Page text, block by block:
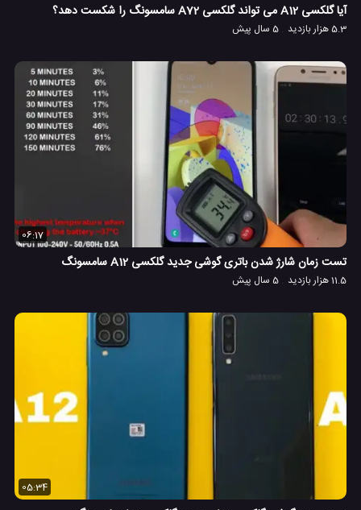
آیا گلکسی A12 می تواند گلکسی A72 سامسونگ را شکست دهد؟
5.3 هزار بازدید 5 سال پیش
06:17
تست زمان شارژ شدن باتری گوشی جدید گلکسی A12 سامسونگ
11.5 هزار بازدید 5 سال پیش
05:34